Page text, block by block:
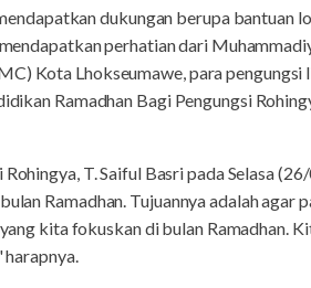
dukungan berupa bantuan
perhatian dari
Kota Lhokseumawe, para
Ramadhan Bagi Pengungsi
T. Saiful Basri pada Selasa
Ramadhan. Tujuannya adalah agar
kita fokuskan di bulan Ramadhan.
harapnya.